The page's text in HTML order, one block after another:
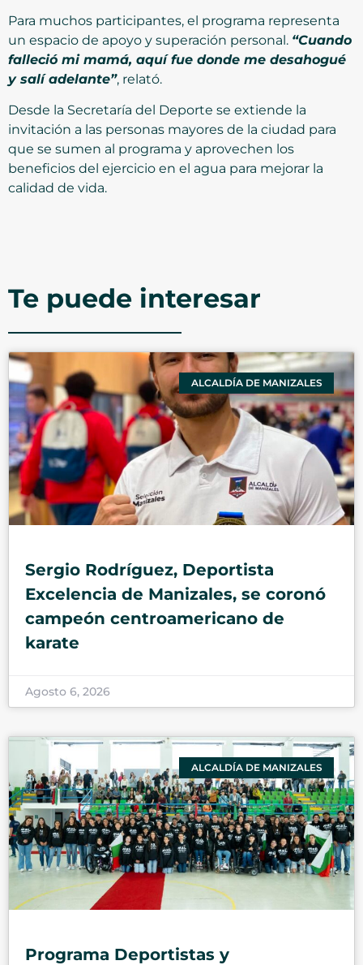
Para muchos participantes, el programa representa
un espacio de apoyo y superación personal. “Cuando
falleció mi mamá, aquí fue donde me desahogué
y salí adelante”, relató.
Desde la Secretaría del Deporte se extiende la
invitación a las personas mayores de la ciudad para
que se sumen al programa y aprovechen los
beneficios del ejercicio en el agua para mejorar la
calidad de vida.
Te puede interesar
ALCALDÍA DE MANIZALES
Sergio Rodríguez, Deportista
Excelencia de Manizales, se coronó
campeón centroamericano de
karate
Agosto 6, 2026
ALCALDÍA DE MANIZALES
Programa Deportistas y